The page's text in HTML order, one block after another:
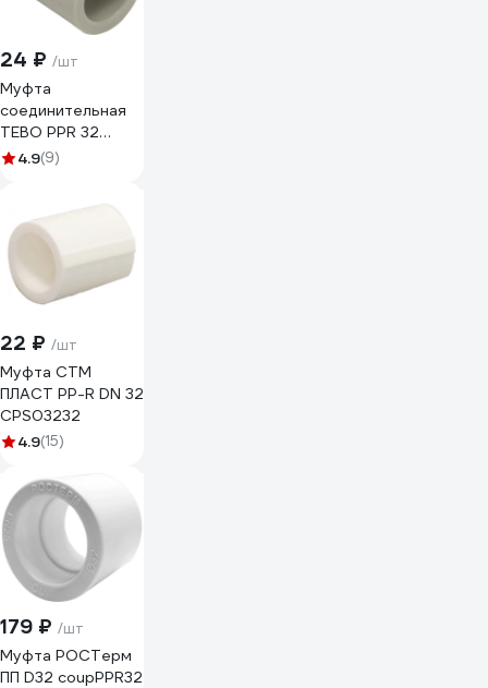
24 ₽ /шт
Муфта
соединительная
TEBO PPR 32
серый 031023104
4.9(9)
22 ₽ /шт
Муфта СТМ
ПЛАСТ PP-R DN 32
CPS03232
4.9(15)
179 ₽ /шт
Муфта РОСТерм
ПП D32 coupPPR32